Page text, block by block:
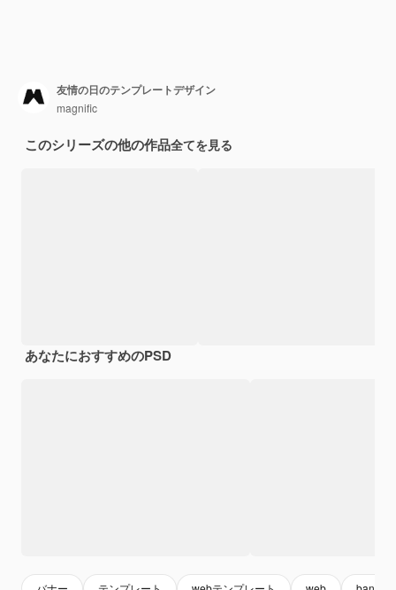
友情の日のテンプレートデザイン
magnific
このシリーズの他の作品全てを見る
あなたにおすすめのPSD